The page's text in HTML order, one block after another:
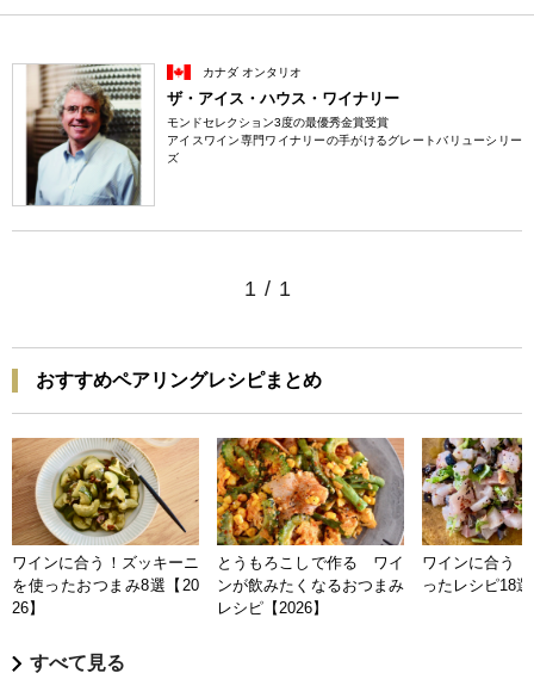
カナダ オンタリオ
ザ・アイス・ハウス・ワイナリー
モンドセレクション3度の最優秀金賞受賞
アイスワイン専門ワイナリーの手がけるグレートバリューシリー
ズ
1 / 1
おすすめペアリングレシピまとめ
ワインに合う！ズッキーニ
を使ったおつまみ8選【20
26】
とうもろこしで作る ワイ
ンが飲みたくなるおつまみ
レシピ【2026】
ワインに合う
ったレシピ18
すべて見る